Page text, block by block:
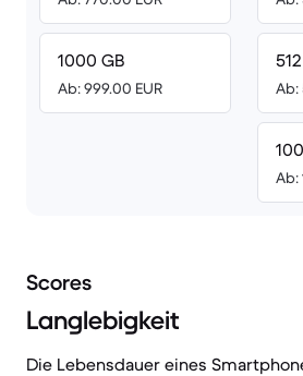
1000 GB
Ab: 999.00 EUR Ab:
Ab:
Scores
Langlebigkeit
Die Lebensdauer eines